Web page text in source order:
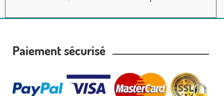
Paiement sécurisé